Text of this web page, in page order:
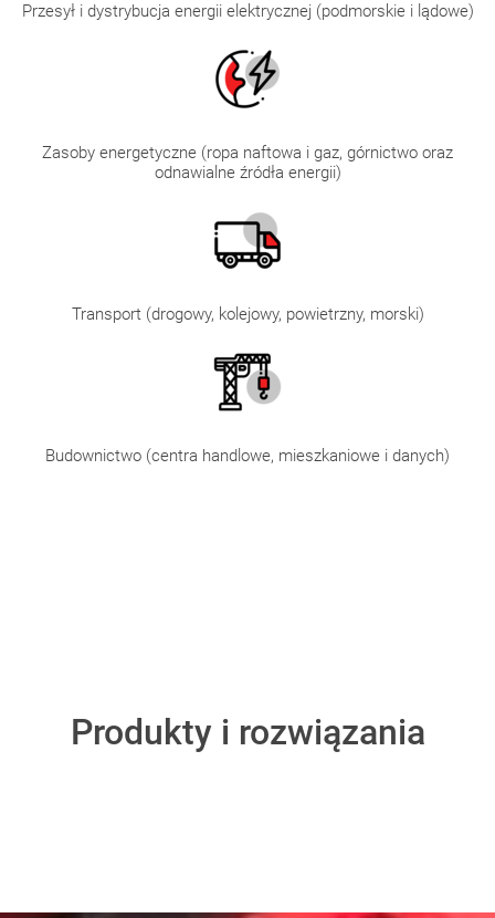
Przesył i dystrybucja energii elektrycznej (podmorskie i lądowe)
Zasoby energetyczne (ropa naftowa i gaz, górnictwo oraz
odnawialne źródła energii)
Transport (drogowy, kolejowy, powietrzny, morski)
Budownictwo (centra handlowe, mieszkaniowe i danych)
Produkty i rozwiązania